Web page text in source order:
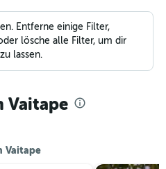
Entferne einige Filter,
lösche alle Filter, um dir
lassen.
Vaitape
Vaitape